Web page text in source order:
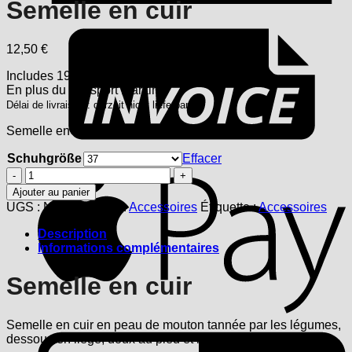
Semelle en cuir
12,50 €
Includes 19% USt.
En plus du transportmaritime
Délai de livraison : derzeit nicht lieferbar
Semelle en cuir tannée végétalement
Schuhgröße
Effacer
quantité
de
Semelle
en
cuir
Ajouter au panier
UGS :ND Catégorie :Accessoires Étiquette :Accessoires
Description
Informations complémentaires
Semelle en cuir
Semelle en cuir en peau de mouton tannée par les légumes,
dessous en liège, doux au pied et respirant